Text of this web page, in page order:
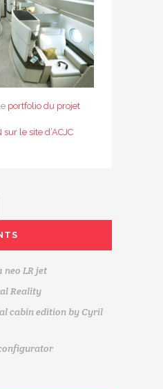
portfolio du projet
le site d’ACJC
neo LR jet
Reality
cabin edition by Cyril